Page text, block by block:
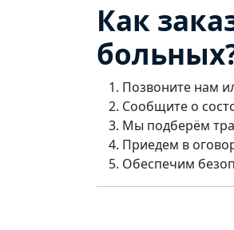
Как
Позвоните нам
Сообщите о
Мы подберём
Приедем в
Обеспечим